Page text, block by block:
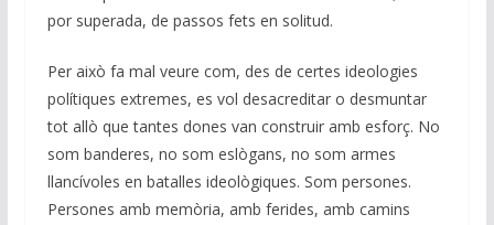
por superada, de passos fets en solitud.
Per això fa mal veure com, des de certes ideologies
polítiques extremes, es vol desacreditar o desmuntar
tot allò que tantes dones van construir amb esforç. No
som banderes, no som eslògans, no som armes
llancívoles en batalles ideològiques. Som persones.
Persones amb memòria, amb ferides, amb camins